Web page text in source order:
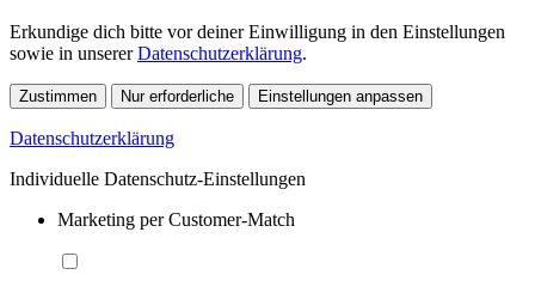
Erkundige dich bitte vor deiner Einwilligung in den Einstellungen
sowie in unsererDatenschutzerklärung.
Zustimmen Nur erforderliche Einstellungen anpassen
Datenschutzerklärung
Individuelle Datenschutz-Einstellungen
Marketing per Customer-Match